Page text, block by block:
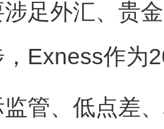
足外汇、贵
Exness作为
管、低点差